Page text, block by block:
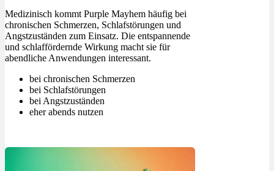
Medizinisch kommt Purple Mayhem häufig bei
chronischen Schmerzen, Schlafstörungen und
Angstzuständen zum Einsatz. Die entspannende
und schlaffördernde Wirkung macht sie für
abendliche Anwendungen interessant.
bei chronischen Schmerzen
bei Schlafstörungen
bei Angstzuständen
eher abends nutzen